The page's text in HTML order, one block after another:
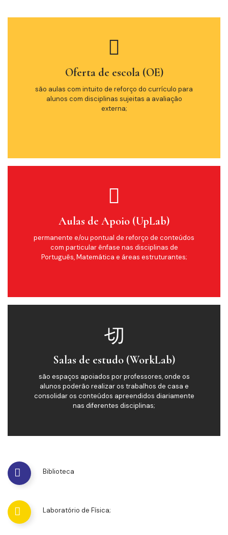
Oferta de escola (OE)
são aulas com intuito de reforço do currículo para
alunos com disciplinas sujeitas a avaliação
externa;
Aulas de Apoio (UpLab)
permanente e/ou pontual de reforço de conteúdos
com particular ênfase nas disciplinas de
Português, Matemática e áreas estruturantes;
Salas de estudo (WorkLab)
são espaços apoiados por professores, onde os
alunos poderão realizar os trabalhos de casa e
consolidar os conteúdos apreendidos diariamente
nas diferentes disciplinas;
Biblioteca
Laboratório de Física;